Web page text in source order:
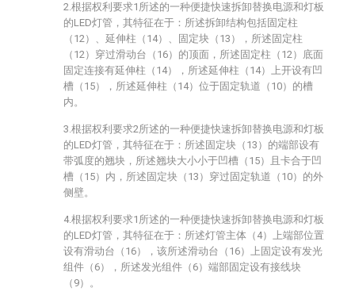
2.根据权利要求1所述的一种便捷快速拆卸替换电源和灯板
的LED灯管，其特征在于：所述拆卸结构包括固定柱
（12）、延伸柱（14）、固定块（13），所述固定柱
（12）穿过滑动台（16）的顶面，所述固定柱（12）底面
固定连接有延伸柱（14），所述延伸柱（14）上开设有凹
槽（15），所述延伸柱（14）位于固定轨道（10）的槽
内。
3.根据权利要求2所述的一种便捷快速拆卸替换电源和灯板
的LED灯管，其特征在于：所述固定块（13）的端部设有
带弧度的翘块，所述翘块大小小于凹槽（15）且卡合于凹
槽（15）内，所述固定块（13）穿过固定轨道（10）的外
侧壁。
4.根据权利要求1所述的一种便捷快速拆卸替换电源和灯板
的LED灯管，其特征在于：所述灯管主体（4）上端部位置
设有滑动台（16），该所述滑动台（16）上固定设有发光
组件（6），所述发光组件（6）端部固定设有接线块
（9）。